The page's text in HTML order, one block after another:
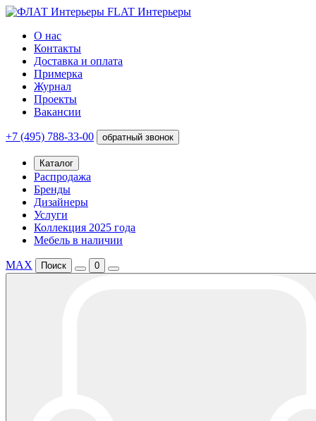
FLAT Интерьеры
О нас
Контакты
Доставка и оплата
Примерка
Журнал
Проекты
Вакансии
+7 (495) 788-33-00 обратный звонок
Каталог
Распродажа
Бренды
Дизайнеры
Услуги
Коллекция 2025 года
Мебель в наличии
MAX Поиск 0